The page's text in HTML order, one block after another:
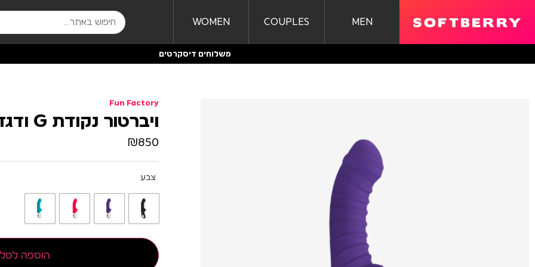
MEN
COUPLES
WOMEN
משלוחים דיסקרטים
Fun Factory
ויברטור נקודת G ודגדגן Tiger
₪850
צבע
הוספה